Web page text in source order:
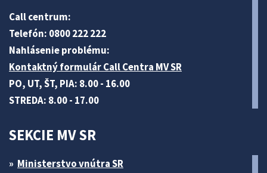
Call centrum:
Telefón: 0800 222 222
Nahlásenie problému:
Kontaktný formulár Call Centra MV SR
PO, UT, ŠT, PIA: 8.00 - 16.00
STREDA: 8.00 - 17.00
SEKCIE MV SR
Ministerstvo vnútra SR